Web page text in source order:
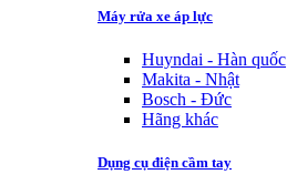
Máy rửa xe áp lực
Huyndai - Hàn quốc
Makita - Nhật
Bosch - Đức
Hãng khác
Dụng cụ điện cầm tay